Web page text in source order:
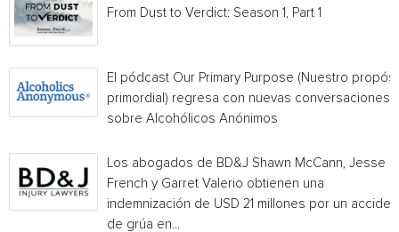
From Dust to Verdict: Season 1, Part 1
El pódcast Our Primary Purpose (Nuestro
primordial) regresa con nuevas conversaciones
sobre Alcohólicos Anónimos
Los abogados de BD&J Shawn McCann, Jesse
French y Garret Valerio obtienen una
indemnización de USD 21 millones por un
de grúa en...